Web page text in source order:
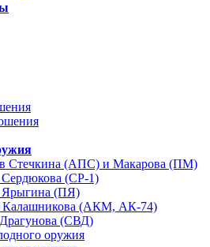
Стечкина (АПС) и Макарова (ПМ)
Сердюкова (СР-1)
Ярыгина (ПЯ)
Калашникова (АКМ, АК-74)
(СВД)
оружия